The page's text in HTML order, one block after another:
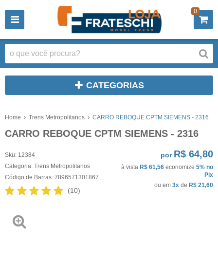
0
CATEGORIAS
Home Trens Metropolitanos CARRO REBOQUE CPTM SIEMENS - 2316
CARRO REBOQUE CPTM SIEMENS - 2316
Sku: 12384
Categoria: Trens Metropolitanos
Código de Barras: 7896571301867
(10)
por R$ 64,80
à vista R$ 61,56 economize 5% no
Pix
ou em 3x de R$ 21,60